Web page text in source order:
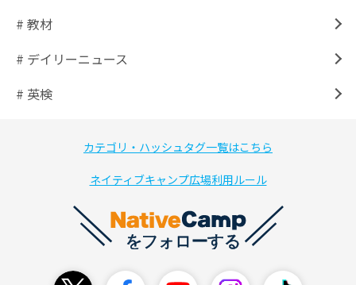
# 教材
# デイリーニュース
# 英検
カテゴリ・ハッシュタグ一覧はこちら
ネイティブキャンプ広場利用ルール